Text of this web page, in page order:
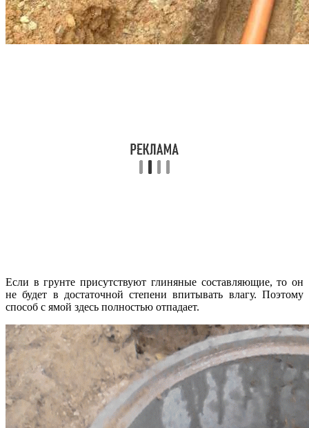
Если в грунте присутствуют глиняные составляющие, то он
не будет в достаточной степени впитывать влагу. Поэтому
способ с ямой здесь полностью отпадает.